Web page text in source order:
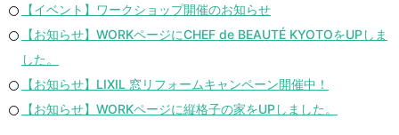
【イベント】ワークショップ開催のお知らせ
【お知らせ】WORKページにCHEF de BEAUTÉ KYOTOをUPしま
した。
【お知らせ】LIXIL 窓リフォームキャンペーン開催中！
【お知らせ】WORKページに縦格子の家をUPしました。